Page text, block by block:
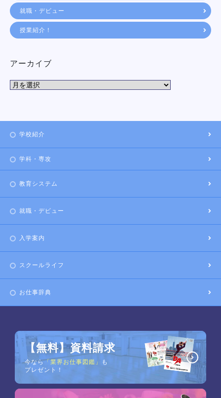
就職・デビュー
授業紹介！
アーカイブ
学校紹介
学科・専攻
教育システム
就職・デビュー
入学案内
スクールライフ
お仕事辞典
【無料】資料請求
今なら「業界お仕事図鑑」
も
プレゼント！